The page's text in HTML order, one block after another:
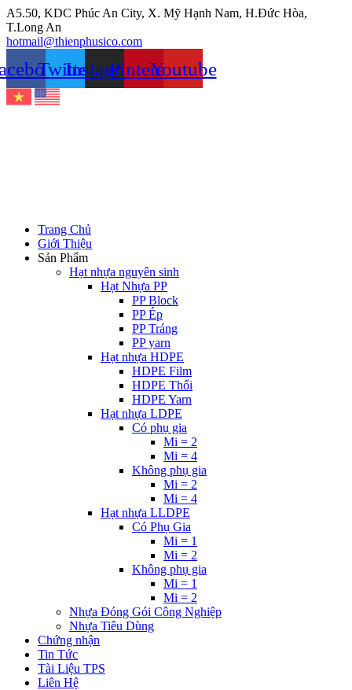
Chuyển
đến
nội
A5.50, KDC Phúc An City, X. Mỹ Hạnh Nam, H.Đức Hòa,
T.Long An
hotmail@thienphusico.com
TwitterInstagramPinterestYoutube
Trang Chủ
Giới Thiệu
Sản Phẩm
Hạt nhựa nguyên sinh
Hạt Nhựa PP
PP Block
PP Ép
PP Tráng
PP yarn
Hạt nhựa HDPE
HDPE Film
HDPE Thổi
HDPE Yarn
Hạt nhựa LDPE
Có phụ gia
Mi = 2
Mi = 4
Không phụ gia
Mi = 2
Mi = 4
Hạt nhựa LLDPE
Có Phụ Gia
Mi = 1
Mi = 2
Không phụ gia
Mi = 1
Mi = 2
Nhựa Đóng Gói Công Nghiệp
Nhựa Tiêu Dùng
Chứng nhận
Tin Tức
Tài Liệu TPS
Liên Hệ